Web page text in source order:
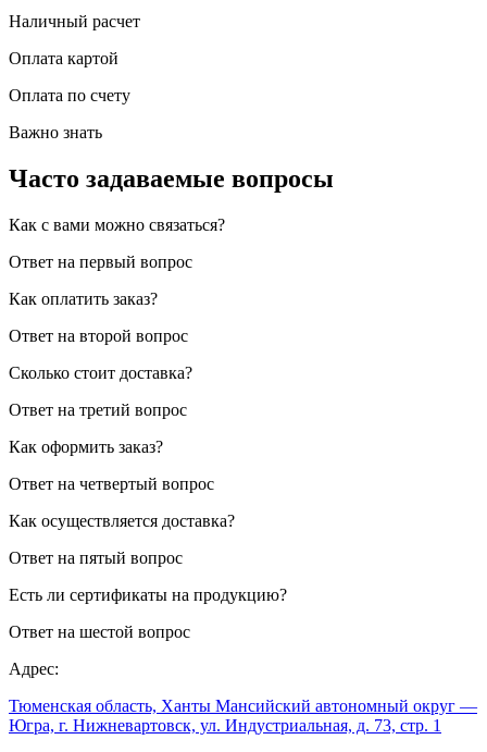
Наличный расчет
Оплата картой
Оплата по счету
Важно знать
Часто задаваемые вопросы
Как с вами можно связаться?
Ответ на первый вопрос
Как оплатить заказ?
Ответ на второй вопрос
Сколько стоит доставка?
Ответ на третий вопрос
Как оформить заказ?
Ответ на четвертый вопрос
Как осуществляется доставка?
Ответ на пятый вопрос
Есть ли сертификаты на продукцию?
Ответ на шестой вопрос
Адрес:
Тюменская область, Ханты Мансийский автономный округ —
Югра, г. Нижневартовск, ул. Индустриальная, д. 73, стр. 1